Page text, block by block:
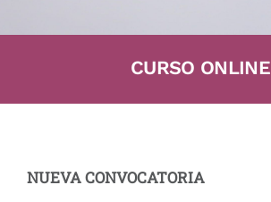
CURSO ONLINE
NUEVA CONVOCATORIA